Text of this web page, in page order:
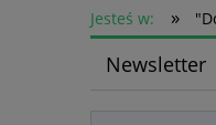
Skup książek
Jesteś w: »
Newsletter